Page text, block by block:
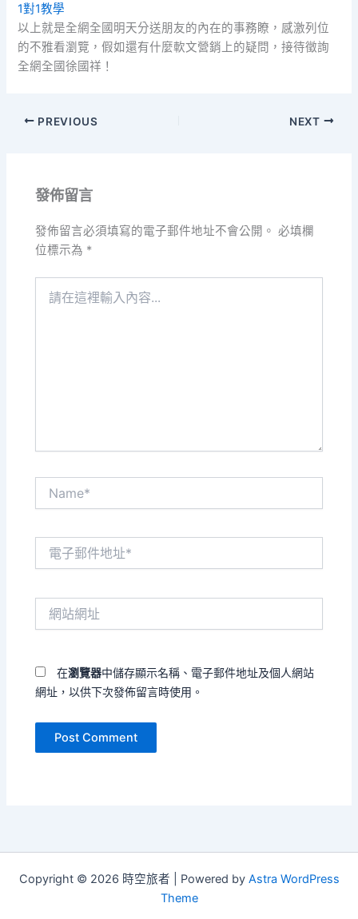
1對1教學
以上就是全網全國明天分送朋友的內在的事務瞭，感激列位
的不雅看瀏覽，假如還有什麼軟文營銷上的疑問，接待徵詢
全網全國徐國祥！
PREVIOUS NEXT
發佈留言
發佈留言必須填寫的電子郵件地址不會公開。 必填欄
位標示為 *
在瀏覽器中儲存顯示名稱、電子郵件地址及個人網站
網址，以供下次發佈留言時使用。
Copyright © 2026 時空旅者 | Powered by Astra WordPress
Theme